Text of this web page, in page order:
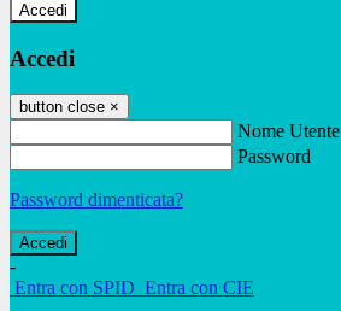
Accedi
Accedi
button close ×
Nome Utente
Password
Password dimenticata?
-
Entra con SPID Entra con CIE